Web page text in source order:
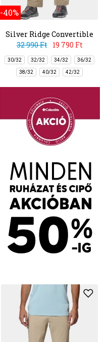
-40%
Silver Ridge Convertible
Pant
32 990 Ft 19 790 Ft
30/32 32/32 34/32 36/32
38/32 40/32 42/32